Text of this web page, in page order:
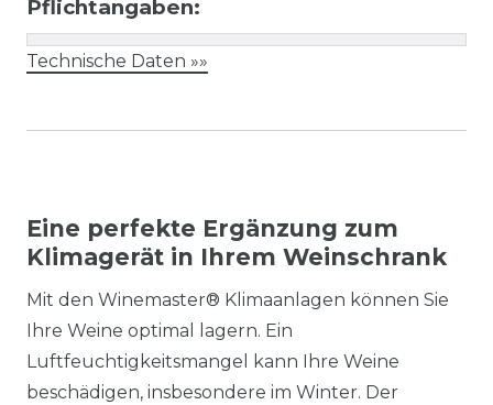
Pflichtangaben:
Technische Daten »»
Eine perfekte Ergänzung zum
Klimagerät in Ihrem Weinschrank
Mit den Winemaster® Klimaanlagen können Sie
Ihre Weine optimal lagern. Ein
Luftfeuchtigkeitsmangel kann Ihre Weine
beschädigen, insbesondere im Winter. Der